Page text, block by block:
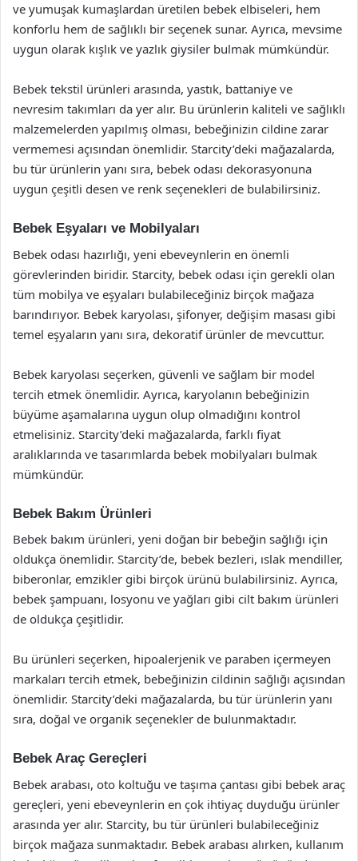
ve yumuşak kumaşlardan üretilen bebek elbiseleri, hem
konforlu hem de sağlıklı bir seçenek sunar. Ayrıca, mevsime
uygun olarak kışlık ve yazlık giysiler bulmak mümkündür.
Bebek tekstil ürünleri arasında, yastık, battaniye ve
nevresim takımları da yer alır. Bu ürünlerin kaliteli ve sağlıklı
malzemelerden yapılmış olması, bebeğinizin cildine zarar
vermemesi açısından önemlidir. Starcity’deki mağazalarda,
bu tür ürünlerin yanı sıra, bebek odası dekorasyonuna
uygun çeşitli desen ve renk seçenekleri de bulabilirsiniz.
Bebek Eşyaları ve Mobilyaları
Bebek odası hazırlığı, yeni ebeveynlerin en önemli
görevlerinden biridir. Starcity, bebek odası için gerekli olan
tüm mobilya ve eşyaları bulabileceğiniz birçok mağaza
barındırıyor. Bebek karyolası, şifonyer, değişim masası gibi
temel eşyaların yanı sıra, dekoratif ürünler de mevcuttur.
Bebek karyolası seçerken, güvenli ve sağlam bir model
tercih etmek önemlidir. Ayrıca, karyolanın bebeğinizin
büyüme aşamalarına uygun olup olmadığını kontrol
etmelisiniz. Starcity’deki mağazalarda, farklı fiyat
aralıklarında ve tasarımlarda bebek mobilyaları bulmak
mümkündür.
Bebek Bakım Ürünleri
Bebek bakım ürünleri, yeni doğan bir bebeğin sağlığı için
oldukça önemlidir. Starcity’de, bebek bezleri, ıslak mendiller,
biberonlar, emzikler gibi birçok ürünü bulabilirsiniz. Ayrıca,
bebek şampuanı, losyonu ve yağları gibi cilt bakım ürünleri
de oldukça çeşitlidir.
Bu ürünleri seçerken, hipoalerjenik ve paraben içermeyen
markaları tercih etmek, bebeğinizin cildinin sağlığı açısından
önemlidir. Starcity’deki mağazalarda, bu tür ürünlerin yanı
sıra, doğal ve organik seçenekler de bulunmaktadır.
Bebek Araç Gereçleri
Bebek arabası, oto koltuğu ve taşıma çantası gibi bebek araç
gereçleri, yeni ebeveynlerin en çok ihtiyaç duyduğu ürünler
arasında yer alır. Starcity, bu tür ürünleri bulabileceğiniz
birçok mağaza sunmaktadır. Bebek arabası alırken, kullanım